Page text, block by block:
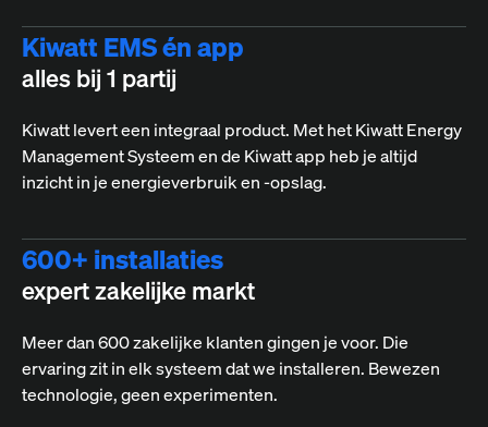
Kiwatt EMS én app
alles bij 1 partij
Kiwatt levert een integraal product. Met het Kiwatt Energy
Management Systeem en de Kiwatt app heb je altijd
inzicht in je energieverbruik en -opslag.
600+ installaties
expert zakelijke markt
Meer dan 600 zakelijke klanten gingen je voor. Die
ervaring zit in elk systeem dat we installeren. Bewezen
technologie, geen experimenten.